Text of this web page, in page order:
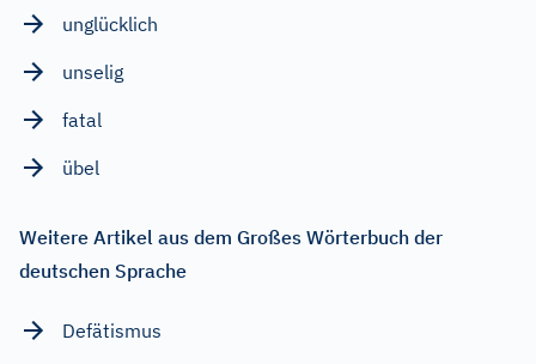
unglücklich
unselig
fatal
übel
Weitere Artikel aus dem Großes Wörterbuch der
deutschen Sprache
Defätismus